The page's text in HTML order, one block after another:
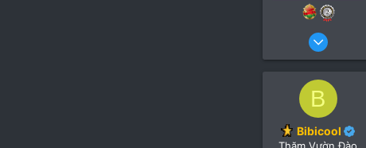
1,193
B
Bibicool